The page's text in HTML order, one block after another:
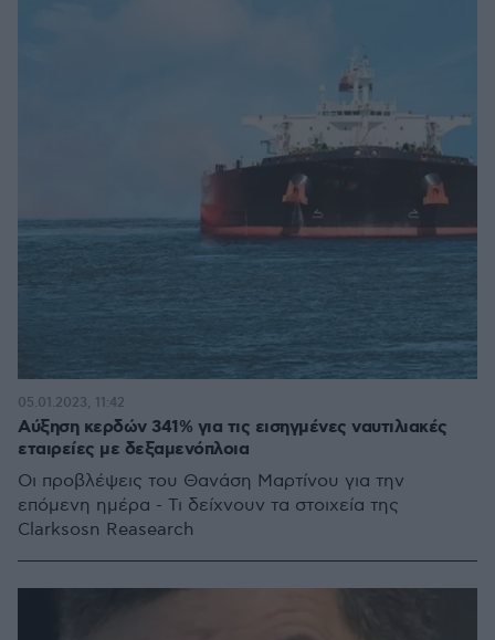
Αύξηση κερδών 341% για τις εισηγμένες ναυτιλιακές
εταιρείες με δεξαμενόπλοια
Οι προβλέψεις του Θανάση Μαρτίνου για την
επόμενη ημέρα - Τι δείχνουν τα στοιχεία της
Clarksosn Reasearch
05.01.2023, 11:42